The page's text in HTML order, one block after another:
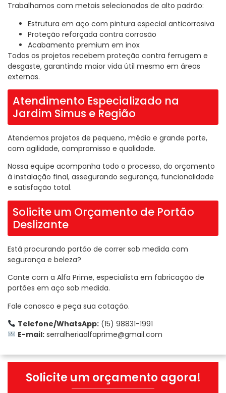
Trabalhamos com metais selecionados de alto padrão:
Estrutura em aço com pintura especial anticorrosiva
Proteção reforçada contra corrosão
Acabamento premium em inox
Todos os projetos recebem proteção contra ferrugem e
desgaste, garantindo maior vida útil mesmo em áreas
externas.
Atendimento Especializado na
Jardim Simus e Região
Atendemos projetos de pequeno, médio e grande porte,
com agilidade, compromisso e qualidade.
Nossa equipe acompanha todo o processo, do orçamento
à instalação final, assegurando segurança, funcionalidade
e satisfação total.
Solicite um Orçamento de Portão
Deslizante
Está procurando portão de correr sob medida com
segurança e beleza?
Conte com a Alfa Prime, especialista em fabricação de
portões em aço sob medida.
Fale conosco e peça sua cotação.
Telefone/WhatsApp:(15) 98831-1991
E-mail: serralheriaalfaprime@gmail.com
Solicite um orçamento agora!